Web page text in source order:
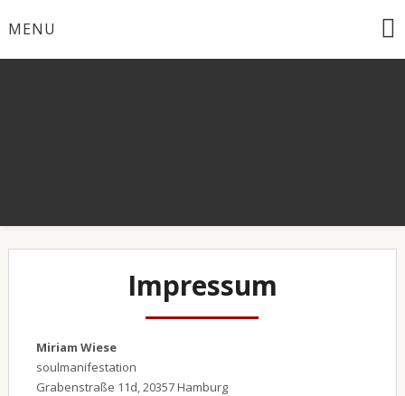
toMENU
Impressum
Miriam Wiese
soulmanifestation
Grabenstraße 11d, 20357 Hamburg